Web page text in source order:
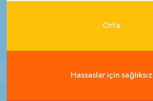
Orta
Hassaslar için sağlıksız